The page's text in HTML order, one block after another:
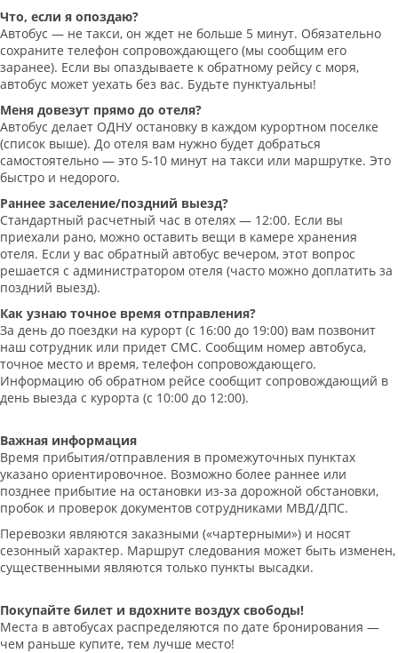
Что, если я опоздаю?
Автобус — не такси, он ждет не больше 5 минут. Обязательно
сохраните телефон сопровождающего (мы сообщим его
заранее). Если вы опаздываете к обратному рейсу с моря,
автобус может уехать без вас. Будьте пунктуальны!
Меня довезут прямо до отеля?
Автобус делает ОДНУ остановку в каждом курортном поселке
(список выше). До отеля вам нужно будет добраться
самостоятельно — это 5-10 минут на такси или маршрутке. Это
быстро и недорого.
Раннее заселение/поздний выезд?
Стандартный расчетный час в отелях — 12:00. Если вы
приехали рано, можно оставить вещи в камере хранения
отеля. Если у вас обратный автобус вечером, этот вопрос
решается с администратором отеля (часто можно доплатить за
поздний выезд).
Как узнаю точное время отправления?
За день до поездки на курорт (с 16:00 до 19:00) вам позвонит
наш сотрудник или придет СМС. Сообщим номер автобуса,
точное место и время, телефон сопровождающего.
Информацию об обратном рейсе сообщит сопровождающий в
день выезда с курорта (с 10:00 до 12:00).
Важная информация
Время прибытия/отправления в промежуточных пунктах
указано ориентировочное. Возможно более раннее или
позднее прибытие на остановки из-за дорожной обстановки,
пробок и проверок документов сотрудниками МВД/ДПС.
Перевозки являются заказными («чартерными») и носят
сезонный характер. Маршрут следования может быть изменен,
существенными являются только пункты высадки.
Покупайте билет и вдохните воздух свободы!
Места в автобусах распределяются по дате бронирования —
чем раньше купите, тем лучше место!